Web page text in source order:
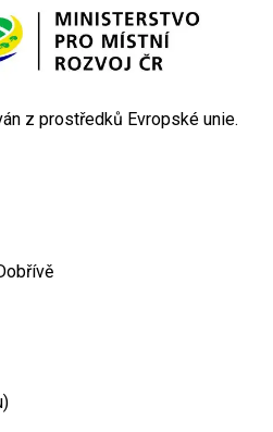
z prostředků Evropské unie.